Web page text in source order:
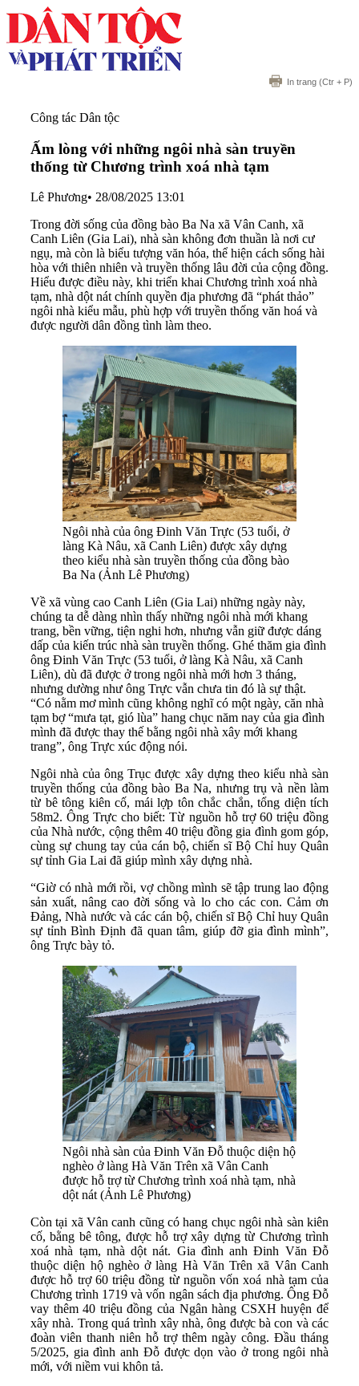
In trang (Ctr + P)
Công tác Dân tộc
Ấm lòng với những ngôi nhà sàn truyền
thống từ Chương trình xoá nhà tạm
Lê Phương• 28/08/2025 13:01
Trong đời sống của đồng bào Ba Na xã Vân Canh, xã
Canh Liên (Gia Lai), nhà sàn không đơn thuần là nơi cư
ngụ, mà còn là biểu tượng văn hóa, thể hiện cách sống hài
hòa với thiên nhiên và truyền thống lâu đời của cộng đồng.
Hiểu được điều này, khi triển khai Chương trình xoá nhà
tạm, nhà dột nát chính quyền địa phương đã “phát thảo”
ngôi nhà kiểu mẫu, phù hợp với truyền thống văn hoá và
được người dân đồng tình làm theo.
Ngôi nhà của ông Đinh Văn Trực (53 tuổi, ở
làng Kà Nâu, xã Canh Liên) được xây dựng
theo kiểu nhà sàn truyền thống của đồng bào
Ba Na (Ảnh Lê Phương)
Về xã vùng cao Canh Liên (Gia Lai) những ngày này,
chúng ta dễ dàng nhìn thấy những ngôi nhà mới khang
trang, bền vững, tiện nghi hơn, nhưng vẫn giữ được dáng
dấp của kiến trúc nhà sàn truyền thống. Ghé thăm gia đình
ông Đinh Văn Trực (53 tuổi, ở làng Kà Nâu, xã Canh
Liên), dù đã được ở trong ngôi nhà mới hơn 3 tháng,
nhưng dường như ông Trực vẫn chưa tin đó là sự thật.
“Có nằm mơ mình cũng không nghĩ có một ngày, căn nhà
tạm bợ “mưa tạt, gió lùa” hang chục năm nay của gia đình
mình đã được thay thế bằng ngôi nhà xây mới khang
trang”, ông Trực xúc động nói.
Ngôi nhà của ông Trục được xây dựng theo kiểu nhà sàn
truyền thống của đồng bào Ba Na, nhưng trụ và nền làm
từ bê tông kiên cố, mái lợp tôn chắc chắn, tổng diện tích
58m2. Ông Trực cho biết: Từ nguồn hỗ trợ 60 triệu đồng
của Nhà nước, cộng thêm 40 triệu đồng gia đình gom góp,
cùng sự chung tay của cán bộ, chiến sĩ Bộ Chỉ huy Quân
sự tỉnh Gia Lai đã giúp mình xây dựng nhà.
“Giờ có nhà mới rồi, vợ chồng mình sẽ tập trung lao động
sản xuất, nâng cao đời sống và lo cho các con. Cảm ơn
Đảng, Nhà nước và các cán bộ, chiến sĩ Bộ Chỉ huy Quân
sự tỉnh Bình Định đã quan tâm, giúp đỡ gia đình mình”,
ông Trực bày tỏ.
Ngôi nhà sàn của Đinh Văn Đỗ thuộc diện hộ
nghèo ở làng Hà Văn Trên xã Vân Canh
được hỗ trợ từ Chương trình xoá nhà tạm, nhà
dột nát (Ảnh Lê Phương)
Còn tại xã Vân canh cũng có hang chục ngôi nhà sàn kiên
cố, bằng bê tông, được hỗ trợ xây dựng từ Chương trình
xoá nhà tạm, nhà dột nát. Gia đình anh Đinh Văn Đỗ
thuộc diện hộ nghèo ở làng Hà Văn Trên xã Vân Canh
được hỗ trợ 60 triệu đồng từ nguồn vốn xoá nhà tạm của
Chương trình 1719 và vốn ngân sách địa phương. Ông Đỗ
vay thêm 40 triệu đồng của Ngân hàng CSXH huyện để
xây nhà. Trong quá trình xây nhà, ông được bà con và các
đoàn viên thanh niên hỗ trợ thêm ngày công. Đầu tháng
5/2025, gia đình anh Đỗ được dọn vào ở trong ngôi nhà
mới, với niềm vui khôn tả.